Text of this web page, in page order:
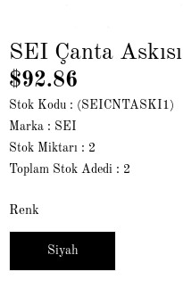
SEI Çanta Askısı
$92.86
Stok Kodu
(SEICNTASKI1)
Marka : SEI
Stok Miktarı : 2
Toplam Stok Adedi : 2
Renk
Siyah